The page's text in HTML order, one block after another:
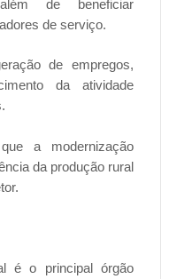
além de beneficiar
de serviço.
de empregos,
da atividade
a modernização
da produção rural
é o principal órgão